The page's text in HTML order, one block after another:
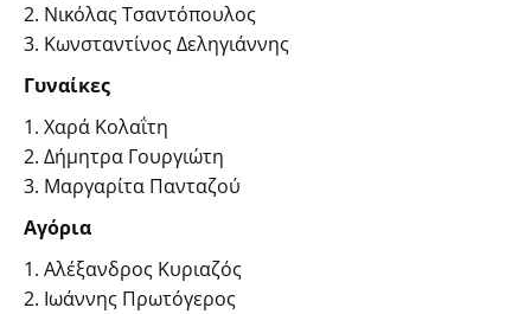
2. Νικόλας Τσαντόπουλος
3. Κωνσταντίνος Δεληγιάννης
Γυναίκες
1. Χαρά Κολαΐτη
2. Δήμητρα Γουργιώτη
3. Μαργαρίτα Πανταζού
Αγόρια
1. Αλέξανδρος Κυριαζός
2. Ιωάννης Πρωτόγερος